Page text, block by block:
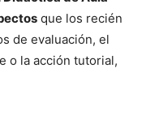
que los recién
de evaluación, el
o la acción tutorial,